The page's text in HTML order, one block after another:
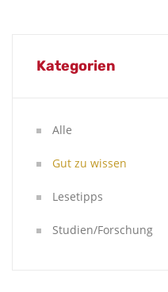
Kategorien
Alle
Gut zu wissen
Lesetipps
Studien/Forschung